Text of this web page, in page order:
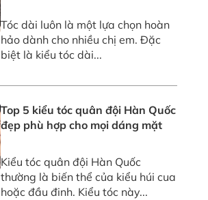
Tóc dài luôn là một lựa chọn hoàn
hảo dành cho nhiều chị em. Đặc
biệt là kiểu tóc dài...
Top 5 kiểu tóc quân đội Hàn Quốc
đẹp phù hợp cho mọi dáng mặt
Kiểu tóc quân đội Hàn Quốc
thường là biến thể của kiểu húi cua
hoặc đầu đinh. Kiểu tóc này...